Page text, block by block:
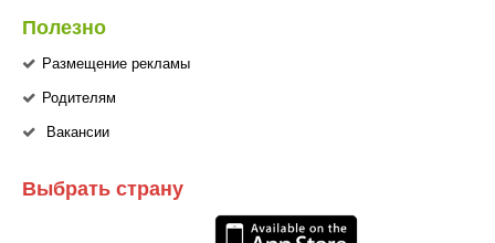
Полезно
Размещение рекламы
Родителям
Вакансии
Выбрать страну